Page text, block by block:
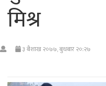
मिश्र
३ बैशाख २०७७, बुधबार २०:२७